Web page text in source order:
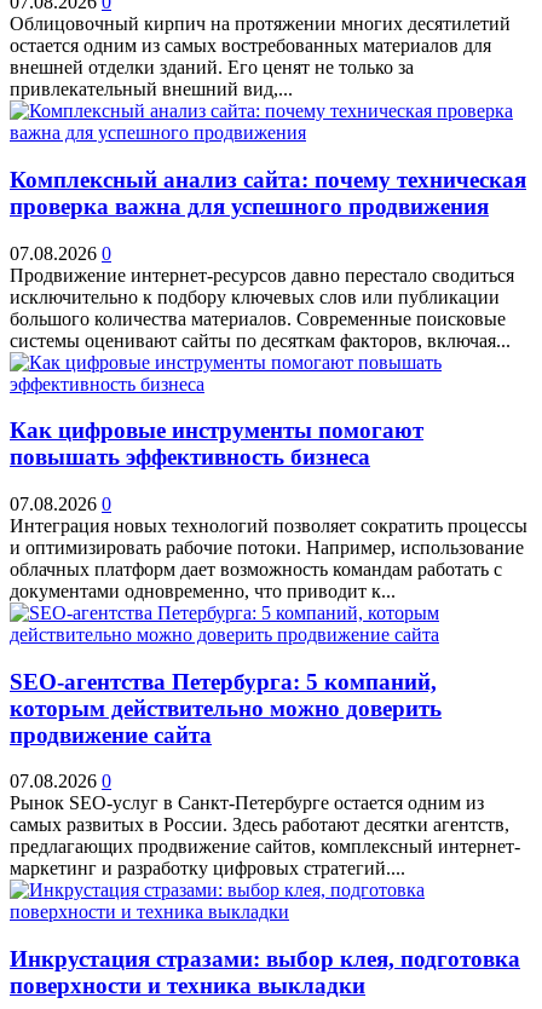
Облицовочный кирпич на протяжении многих десятилетий
остается одним из самых востребованных материалов для
внешней отделки зданий. Его ценят не только за
привлекательный внешний вид,...
Комплексный анализ сайта: почему техническая
проверка важна для успешного продвижения
07.08.2026 0
Продвижение интернет-ресурсов давно перестало сводиться
исключительно к подбору ключевых слов или публикации
большого количества материалов. Современные поисковые
системы оценивают сайты по десяткам факторов, включая...
Как цифровые инструменты помогают
повышать эффективность бизнеса
07.08.2026 0
Интеграция новых технологий позволяет сократить процессы
и оптимизировать рабочие потоки. Например, использование
облачных платформ дает возможность командам работать с
документами одновременно, что приводит к...
SEO-агентства Петербурга: 5 компаний,
которым действительно можно доверить
продвижение сайта
07.08.2026 0
Рынок SEO-услуг в Санкт-Петербурге остается одним из
самых развитых в России. Здесь работают десятки агентств,
предлагающих продвижение сайтов, комплексный интернет-
маркетинг и разработку цифровых стратегий....
Инкрустация стразами: выбор клея, подготовка
поверхности и техника выкладки